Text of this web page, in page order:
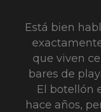
Está bien
que viven
bares de
El botellón
hace años,